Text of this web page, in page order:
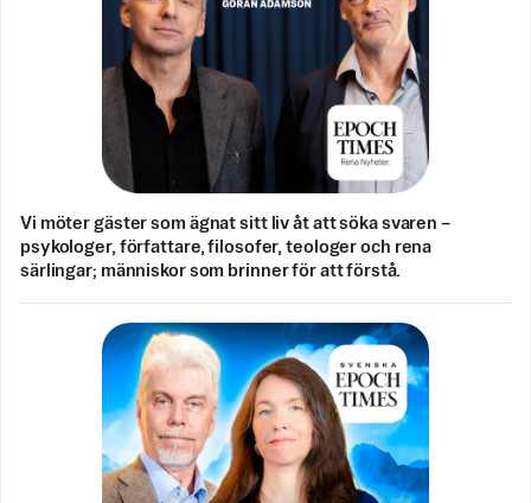
Vi möter gäster som ägnat sitt liv åt att söka svaren –
psykologer, författare, filosofer, teologer och rena
särlingar; människor som brinner för att förstå.